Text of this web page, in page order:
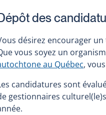
des
désirez encourager
vous soyez un
au Québec,
candidatures sont
gestionnaires